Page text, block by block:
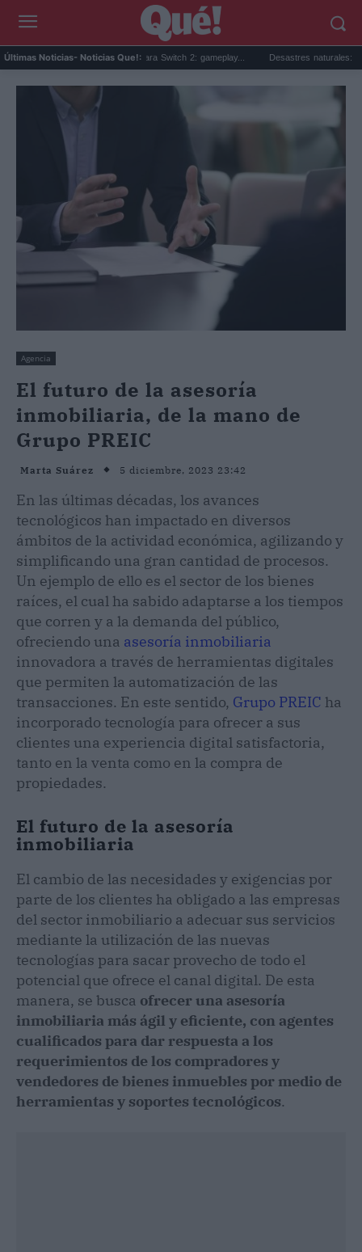
Últimas Noticias- Noticias Que!:
sorpresa de Minecraft para Switch 2: gameplay... Desastres naturales: qué
Agencia
El futuro de la asesoría
inmobiliaria, de la mano de
Grupo PREIC
Marta Suárez 5 diciembre, 2023 23:42
En las últimas décadas, los avances
tecnológicos han impactado en diversos
ámbitos de la actividad económica, agilizando y
simplificando una gran cantidad de procesos.
Un ejemplo de ello es el sector de los bienes
raíces, el cual ha sabido adaptarse a los tiempos
que corren y a la demanda del público,
ofreciendo una asesoría inmobiliaria
innovadora a través de herramientas digitales
que permiten la automatización de las
transacciones. En este sentido, Grupo PREIC ha
incorporado tecnología para ofrecer a sus
clientes una experiencia digital satisfactoria,
tanto en la venta como en la compra de
propiedades.
El futuro de la asesoría
inmobiliaria
El cambio de las necesidades y exigencias por
parte de los clientes ha obligado a las empresas
del sector inmobiliario a adecuar sus servicios
mediante la utilización de las nuevas
tecnologías para sacar provecho de todo el
potencial que ofrece el canal digital. De esta
manera, se busca ofrecer una asesoría
inmobiliaria más ágil y eficiente, con agentes
cualificados para dar respuesta a los
requerimientos de los compradores y
vendedores de bienes inmuebles por medio de
herramientas y soportes tecnológicos.